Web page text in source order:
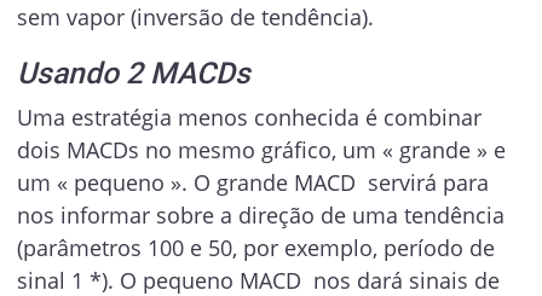
sem vapor (inversão de tendência).
Usando 2 MACDs
Uma estratégia menos conhecida é combinar
dois MACDs no mesmo gráfico, um « grande » e
um « pequeno ». O grande MACD servirá para
nos informar sobre a direção de uma tendência
(parâmetros 100 e 50, por exemplo, período de
sinal 1 *). O pequeno MACD nos dará sinais de